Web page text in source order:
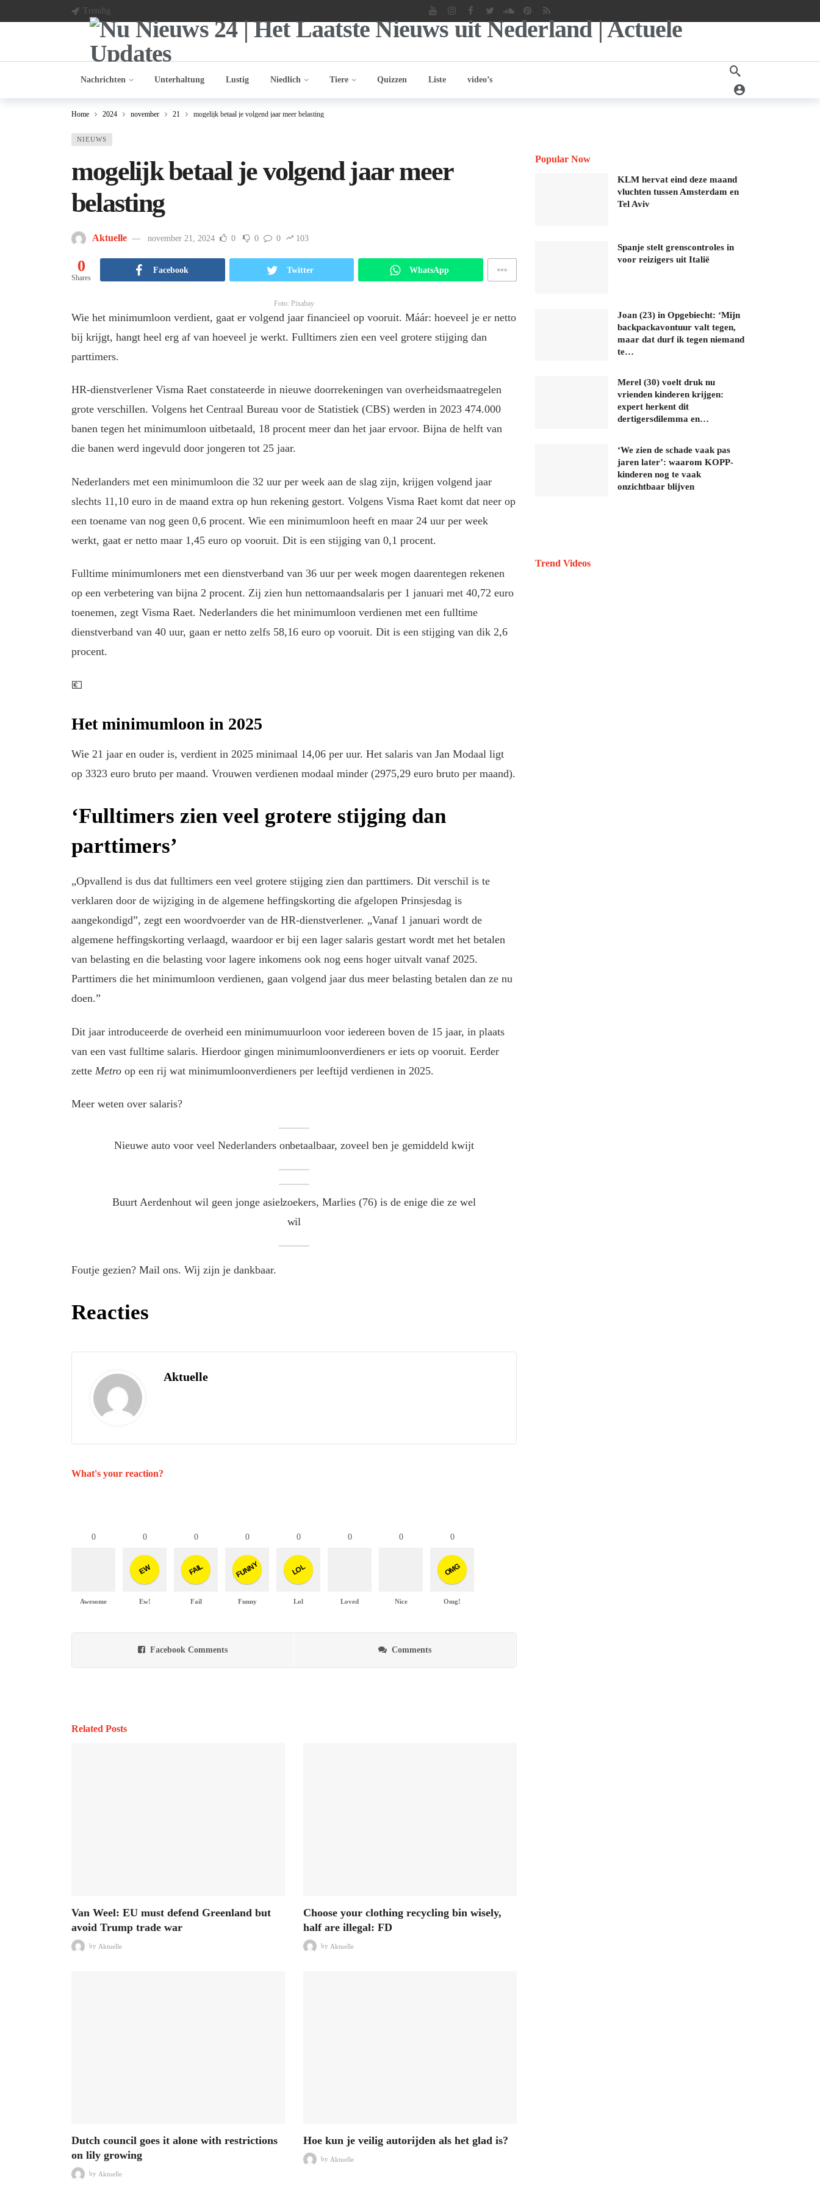
Trendig
Nachrichten Unterhaltung Lustig Niedlich Tiere Quizzen Liste video’s
Home 2024 november 21 mogelijk betaal je volgend jaar meer belasting
NIEUWS
mogelijk betaal je volgend jaar meer
belasting
Aktuelle november 21, 2024 0 0 0 103
0
Shares
Facebook Twitter WhatsApp
Foto: Pixabay
Wie het minimumloon verdient, gaat er volgend jaar financieel op vooruit. Máár: hoeveel je er netto
bij krijgt, hangt heel erg af van hoeveel je werkt. Fulltimers zien een veel grotere stijging dan
parttimers.
HR-dienstverlener Visma Raet constateerde in nieuwe doorrekeningen van overheidsmaatregelen
grote verschillen. Volgens het Centraal Bureau voor de Statistiek (CBS) werden in 2023 474.000
banen tegen het minimumloon uitbetaald, 18 procent meer dan het jaar ervoor. Bijna de helft van
die banen werd ingevuld door jongeren tot 25 jaar.
Nederlanders met een minimumloon die 32 uur per week aan de slag zijn, krijgen volgend jaar
slechts 11,10 euro in de maand extra op hun rekening gestort. Volgens Visma Raet komt dat neer op
een toename van nog geen 0,6 procent. Wie een minimumloon heeft en maar 24 uur per week
werkt, gaat er netto maar 1,45 euro op vooruit. Dit is een stijging van 0,1 procent.
Fulltime minimumloners met een dienstverband van 36 uur per week mogen daarentegen rekenen
op een verbetering van bijna 2 procent. Zij zien hun nettomaandsalaris per 1 januari met 40,72 euro
toenemen, zegt Visma Raet. Nederlanders die het minimumloon verdienen met een fulltime
dienstverband van 40 uur, gaan er netto zelfs 58,16 euro op vooruit. Dit is een stijging van dik 2,6
procent.
💶
Het minimumloon in 2025
Wie 21 jaar en ouder is, verdient in 2025 minimaal 14,06 per uur. Het salaris van Jan Modaal ligt
op 3323 euro bruto per maand. Vrouwen verdienen modaal minder (2975,29 euro bruto per maand).
‘Fulltimers zien veel grotere stijging dan
parttimers’
„Opvallend is dus dat fulltimers een veel grotere stijging zien dan parttimers. Dit verschil is te
verklaren door de wijziging in de algemene heffingskorting die afgelopen Prinsjesdag is
aangekondigd”, zegt een woordvoerder van de HR-dienstverlener. „Vanaf 1 januari wordt de
algemene heffingskorting verlaagd, waardoor er bij een lager salaris gestart wordt met het betalen
van belasting en die belasting voor lagere inkomens ook nog eens hoger uitvalt vanaf 2025.
Parttimers die het minimumloon verdienen, gaan volgend jaar dus meer belasting betalen dan ze nu
doen.”
Dit jaar introduceerde de overheid een minimumuurloon voor iedereen boven de 15 jaar, in plaats
van een vast fulltime salaris. Hierdoor gingen minimumloonverdieners er iets op vooruit. Eerder
zette Metro op een rij wat minimumloonverdieners per leeftijd verdienen in 2025.
Meer weten over salaris?
Nieuwe auto voor veel Nederlanders onbetaalbaar, zoveel ben je gemiddeld kwijt
Buurt Aerdenhout wil geen jonge asielzoekers, Marlies (76) is de enige die ze wel
wil
Foutje gezien? Mail ons. Wij zijn je dankbaar.
Reacties
Aktuelle
What's your reaction?
0
Awesome
0
EW
Ew!
0
FAIL
Fail
0
FUNNY
Funny
0
LOL
Lol
0
Loved
0
Nice
0
OMG
Omg!
Facebook Comments Comments
Related Posts
Van Weel: EU must defend Greenland but
avoid Trump trade war
by Aktuelle
Choose your clothing recycling bin wisely,
half are illegal: FD
by Aktuelle
Dutch council goes it alone with restrictions
on lily growing
by Aktuelle
Hoe kun je veilig autorijden als het glad is?
by Aktuelle
Popular Now
KLM hervat eind deze maand
vluchten tussen Amsterdam en
Tel Aviv
Spanje stelt grenscontroles in
voor reizigers uit Italië
Joan (23) in Opgebiecht: ‘Mijn
backpackavontuur valt tegen,
maar dat durf ik tegen niemand
te…
Merel (30) voelt druk nu
vrienden kinderen krijgen:
expert herkent dit
dertigersdilemma en…
‘We zien de schade vaak pas
jaren later’: waarom KOPP-
kinderen nog te vaak
onzichtbaar blijven
Trend Videos